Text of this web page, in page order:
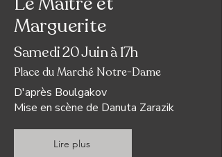
Marguerite
Samedi 20 Juin à 17h
Place du Marché Notre-Dame
D'après Boulgakov
Mise en scène de Danuta Zarazik
Lire plus